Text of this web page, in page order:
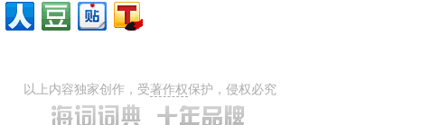
以上内容独家创作，受著作权保护，侵权必究